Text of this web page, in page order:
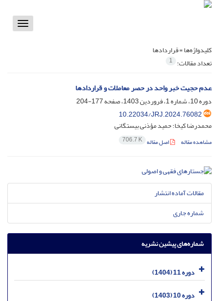
Toggle
کلیدواژه‌ها =قراردادها
تعداد مقالات: 1
عدم حجیت خبر واحد در حصر معاملات و قراردادها
دوره 10، شماره 1، فروردین 1403، صفحه
177-204
10.22034/JRJ.2024.76082
محمدرضا کیخا؛ حمید مؤذنی بیستگانی
مشاهده مقاله اصل مقاله 706.7 K
مقالات آماده انتشار
شماره جاری
شماره‌های پیشین نشریه
دوره 11 (1404)
دوره 10 (1403)